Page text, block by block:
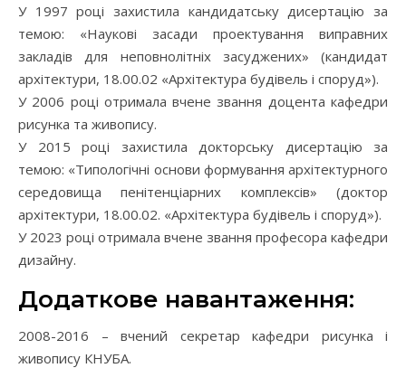
У 1997 році захистила кандидатську дисертацію за
темою: «Наукові засади проектування виправних
закладів для неповнолітніх засуджених» (кандидат
архітектури, 18.00.02 «Архітектура будівель і споруд»).
У 2006 році отримала вчене звання доцента кафедри
рисунка та живопису.
У 2015 році захистила докторську дисертацію за
темою: «Типологічні основи формування архітектурного
середовища пенітенціарних комплексів» (доктор
архітектури, 18.00.02. «Архітектура будівель і споруд»).
У 2023 році отримала вчене звання професора кафедри
дизайну.
Додаткове навантаження:
2008-2016 – вчений секретар кафедри рисунка і
живопису КНУБА.